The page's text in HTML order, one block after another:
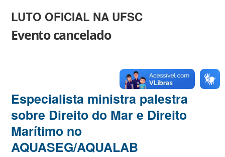
LUTO OFICIAL NA UFSC
Evento cancelado
Especialista ministra palestra
sobre Direito do Mar e Direito
Marítimo no
AQUASEG/AQUALAB